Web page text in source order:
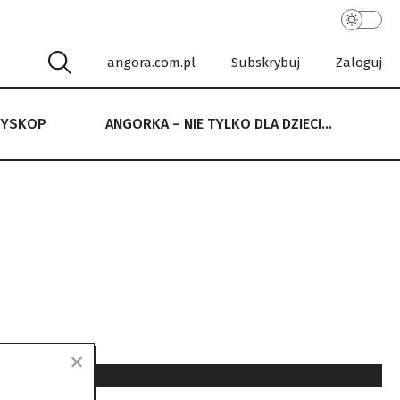
angora.com.pl Subskrybuj Zaloguj
ANGORKA – NIE TYLKO DLA DZIECI…
NIE TYLKO DLA DZIECI…